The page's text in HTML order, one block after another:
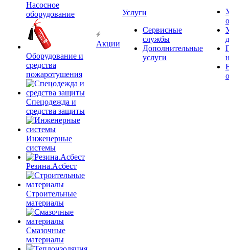
Насосное
оборудование
Оборудование и
средства
пожаротушения
Спецодежда и
средства защиты
Инженерные
системы
Резина.Асбест
Строительные
материалы
Смазочные
материалы
Акции
Услуги
Сервисные
службы
Дополнительные
услуги